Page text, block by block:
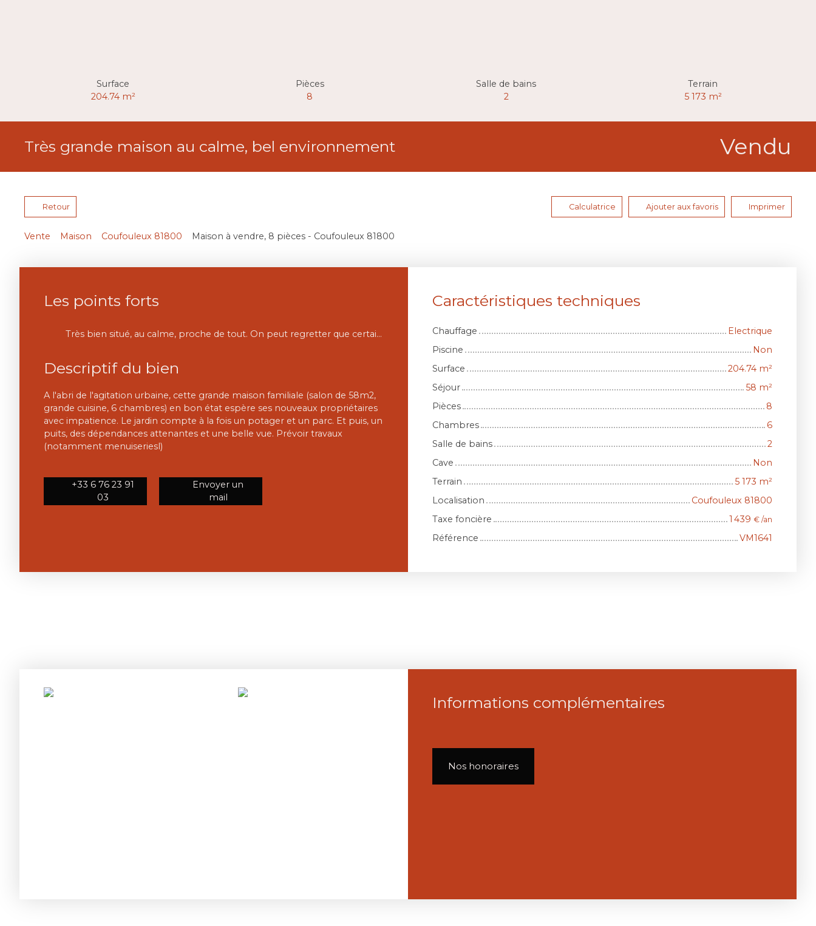
Surface
204.74 m²
Pièces
8
Salle de bains
2
Terrain
5 173 m²
Très grande maison au calme, bel environnement Vendu
Retour Calculatrice Ajouter aux favoris Imprimer
Vente Maison Coufouleux 81800 Maison à vendre, 8 pièces - Coufouleux 81800
Les points forts
Très bien situé, au calme, proche de tout. On peut regretter que certains éléments anciens aient disparu, il faudra sans doute aller vers une rénovation contemporaine. Le résultat sera très sympa.
Descriptif du bien
A l'abri de l'agitation urbaine, cette grande maison familiale (salon de 58m2,
grande cuisine, 6 chambres) en bon état espère ses nouveaux propriétaires
avec impatience. Le jardin compte à la fois un potager et un parc. Et puis, un
puits, des dépendances attenantes et une belle vue. Prévoir travaux
(notamment menuiseriesl)
+33 6 76 23 91
03
Envoyer un
mail
Caractéristiques techniques
Chauffage
Electrique
Piscine
Non
Surface
204.74 m²
Séjour
58 m²
Pièces
8
Chambres
6
Salle de bains
2
Cave
Non
Terrain
5 173 m²
Localisation
Coufouleux 81800
Taxe foncière
1 439 € /an
Référence VM1641
Informations complémentaires
Nos honoraires